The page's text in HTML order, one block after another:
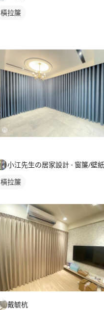
橫拉簾
橫拉簾
戴毓杭